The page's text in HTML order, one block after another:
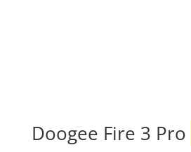
Doogee Fire 3 Pro